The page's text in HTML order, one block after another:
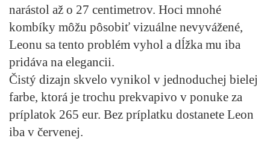
narástol až o 27 centimetrov. Hoci mnohé
kombíky môžu pôsobiť vizuálne nevyvážené,
Leonu sa tento problém vyhol a dĺžka mu iba
pridáva na elegancii.
Čistý dizajn skvelo vynikol v jednoduchej bielej
farbe, ktorá je trochu prekvapivo v ponuke za
príplatok 265 eur. Bez príplatku dostanete Leon
iba v červenej.